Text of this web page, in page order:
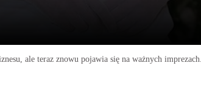
ale teraz znowu pojawia się na ważnych